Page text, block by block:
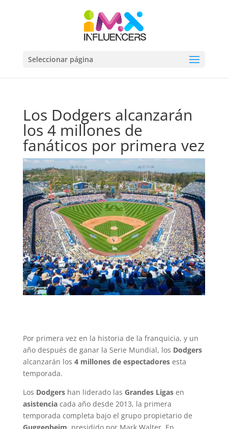
Seleccionar página
Los Dodgers alcanzarán
los 4 millones de
fanáticos por primera vez
Por primera vez en la historia de la franquicia, y un
año después de ganar la Serie Mundial, los Dodgers
alcanzarán los 4 millones de espectadoresesta
temporada.
Los Dodgershan liderado las Grandes Ligasen
asistenciacada año desde 2013, la primera
temporada completa bajo el grupo propietario de